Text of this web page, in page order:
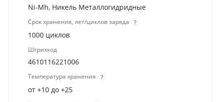
Ni-Mh, Никель Металлогидридные
Срок хранения, лет/циклов заряда ?
1000 циклов
Штрихкод
4610116221006
Температура хранения ?
от +10 до +25